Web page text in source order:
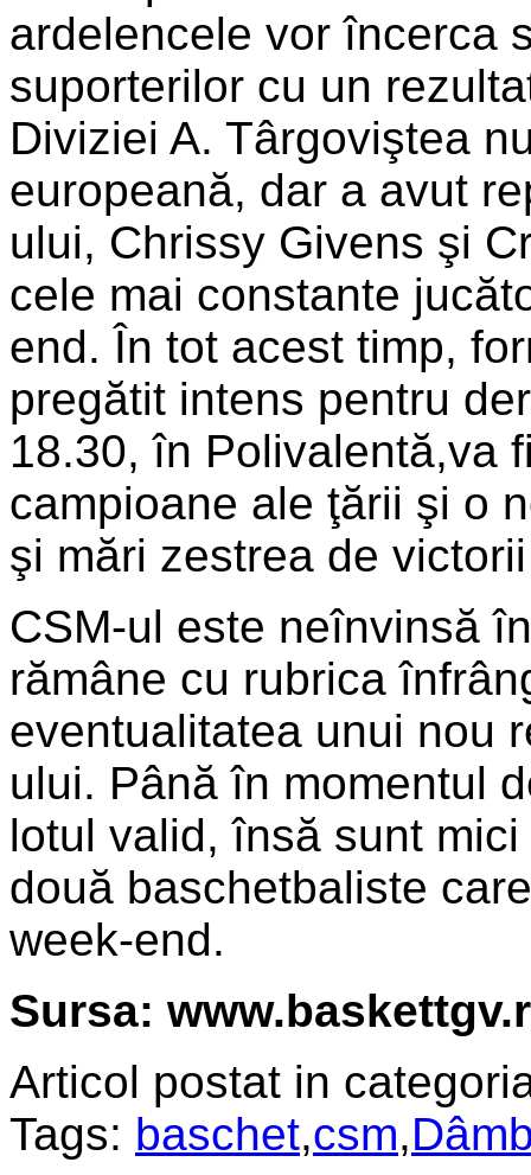
ardelencele vor încerca
suporterilor cu un
Diviziei A. Târgoviştea
europeană, dar a avut
ului, Chrissy Givens şi
cele mai constante
end. În tot acest timp,
pregătit intens pentru
18.30, în Polivalentă,va
campioane ale ţării şi o
şi mări zestrea de
CSM-ul este neînvinsă
rămâne cu rubrica
eventualitatea unui nou
ului. Până în momentul
lotul valid, însă sunt
două baschetbaliste
week-end.
Sursa:
Articol postat in
Tags: baschet,csm,